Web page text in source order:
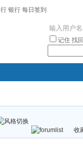
银行 每日签到
记住 找
收